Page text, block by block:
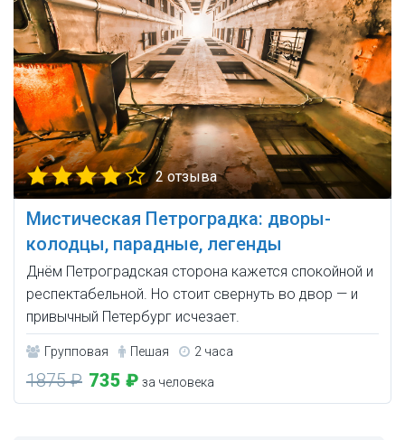
2 отзыва
Мистическая Петроградка: дворы-
колодцы, парадные, легенды
Днём Петроградская сторона кажется спокойной и
респектабельной. Но стоит свернуть во двор — и
привычный Петербург исчезает.
Групповая Пешая 2 часа
1875 ₽ 735 ₽ за человека